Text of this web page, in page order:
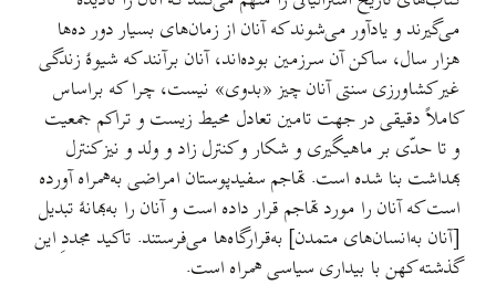
می‌گیرند و یادآور می‌شوند که آنان از زمان‌های بسیار دور ده‌ها
هزار سال، ساکن آن سرزمین بوده‌اند، آنان برآنند که شیوهٔ زندگی
غیر کشاورزی سنتی آنان چیز «بدوی» نیست، چرا که براساس
کاملاً دقیقی در جهت تامین تعادل محیط زیست و تراکم جمعیت
و تا حدّی بر ماهیگیری و شکار و کنترل زاد و ولد و نیز کنترل
بهداشت بنا شده است. تهاجم سفیدپوستان امراضی به‌همراه آورده
است که آنان را مورد تهاجم قرار داده است و آنان را به‌بهانهٔ تبدیل
[آنان به‌انسان‌های متمدن] به‌قرارگاه‌ها می‌فرستند. تاکید مجددِ این
گذشته کهن با بیداری سیاسی همراه است.